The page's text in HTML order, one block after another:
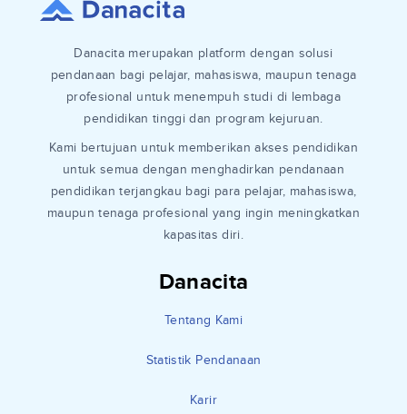
Danacita
Tentang Kami
Statistik Pendanaan
Karir
Danacita merupakan platform dengan solusi
pendanaan bagi pelajar, mahasiswa, maupun tenaga
profesional untuk menempuh studi di lembaga
pendidikan tinggi dan program kejuruan.
Kami bertujuan untuk memberikan akses pendidikan
untuk semua dengan menghadirkan pendanaan
pendidikan terjangkau bagi para pelajar, mahasiswa,
maupun tenaga profesional yang ingin meningkatkan
kapasitas diri.